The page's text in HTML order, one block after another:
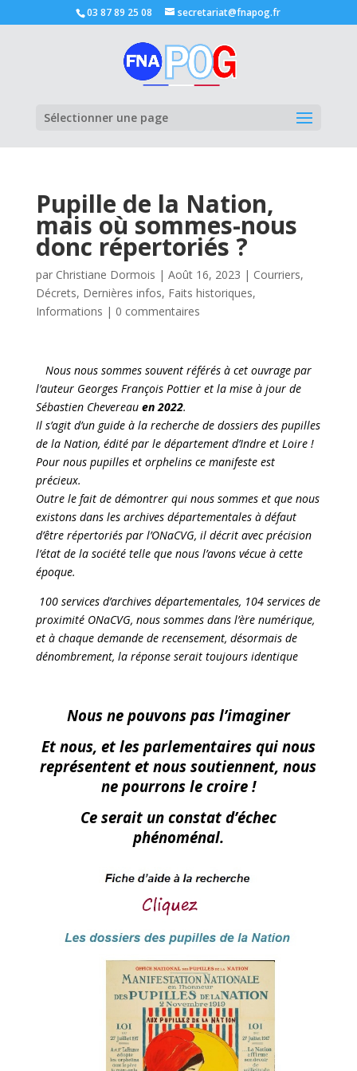
03 87 89 25 08 secretariat@fnapog.fr
Sélectionner une page
Pupille de la Nation,
mais où sommes-nous
donc répertoriés ?
par Christiane Dormois | Août 16, 2023 | Courriers,
Décrets, Dernières infos, Faits historiques,
Informations | 0 commentaires
Nous nous sommes souvent référés à cet ouvrage par
l’auteur Georges François Pottier et la mise à jour de
Sébastien Chevereau en 2022.
Il s’agit d’un guide à la recherche de dossiers des pupilles
de la Nation, édité par le département d’Indre et Loire !
Pour nous pupilles et orphelins ce manifeste est
précieux.
Outre le fait de démontrer qui nous sommes et que nous
existons dans les archives départementales à défaut
d’être répertoriés par l’ONaCVG, il décrit avec précision
l’état de la société telle que nous l’avons vécue à cette
époque.
100 services d’archives départementales, 104 services de
proximité ONaCVG, nous sommes dans l’ère numérique,
et à chaque demande de recensement, désormais de
dénombrement, la réponse serait toujours identique
Nous ne pouvons pas l’imaginer
Et nous, et les parlementaires qui nous
représentent et nous soutiennent, nous
ne pourrons le croire !
Ce serait un constat d’échec
phénoménal.